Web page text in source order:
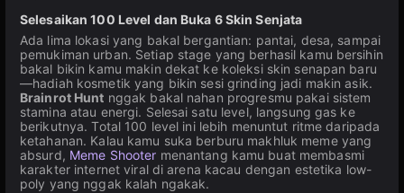
Selesaikan 100 Level dan Buka 6 Skin Senjata
Ada lima lokasi yang bakal bergantian: pantai, desa, sampai
pemukiman urban. Setiap stage yang berhasil kamu bersihin
bakal bikin kamu makin dekat ke koleksi skin senapan baru
—hadiah kosmetik yang bikin sesi grinding jadi makin asik.
Brainrot Hunt nggak bakal nahan progresmu pakai sistem
stamina atau energi. Selesai satu level, langsung gas ke
berikutnya. Total 100 level ini lebih menuntut ritme daripada
ketahanan. Kalau kamu suka berburu makhluk meme yang
absurd, Meme Shooter menantang kamu buat membasmi
karakter internet viral di arena kacau dengan estetika low-
poly yang nggak kalah ngakak.